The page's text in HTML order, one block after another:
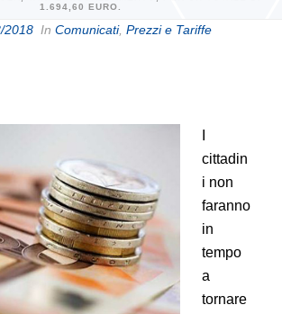
1.694,60 EURO.
2018 In Comunicati, Prezzi e Tariffe
cittadin
i non
faranno
in
tempo
a
tornare